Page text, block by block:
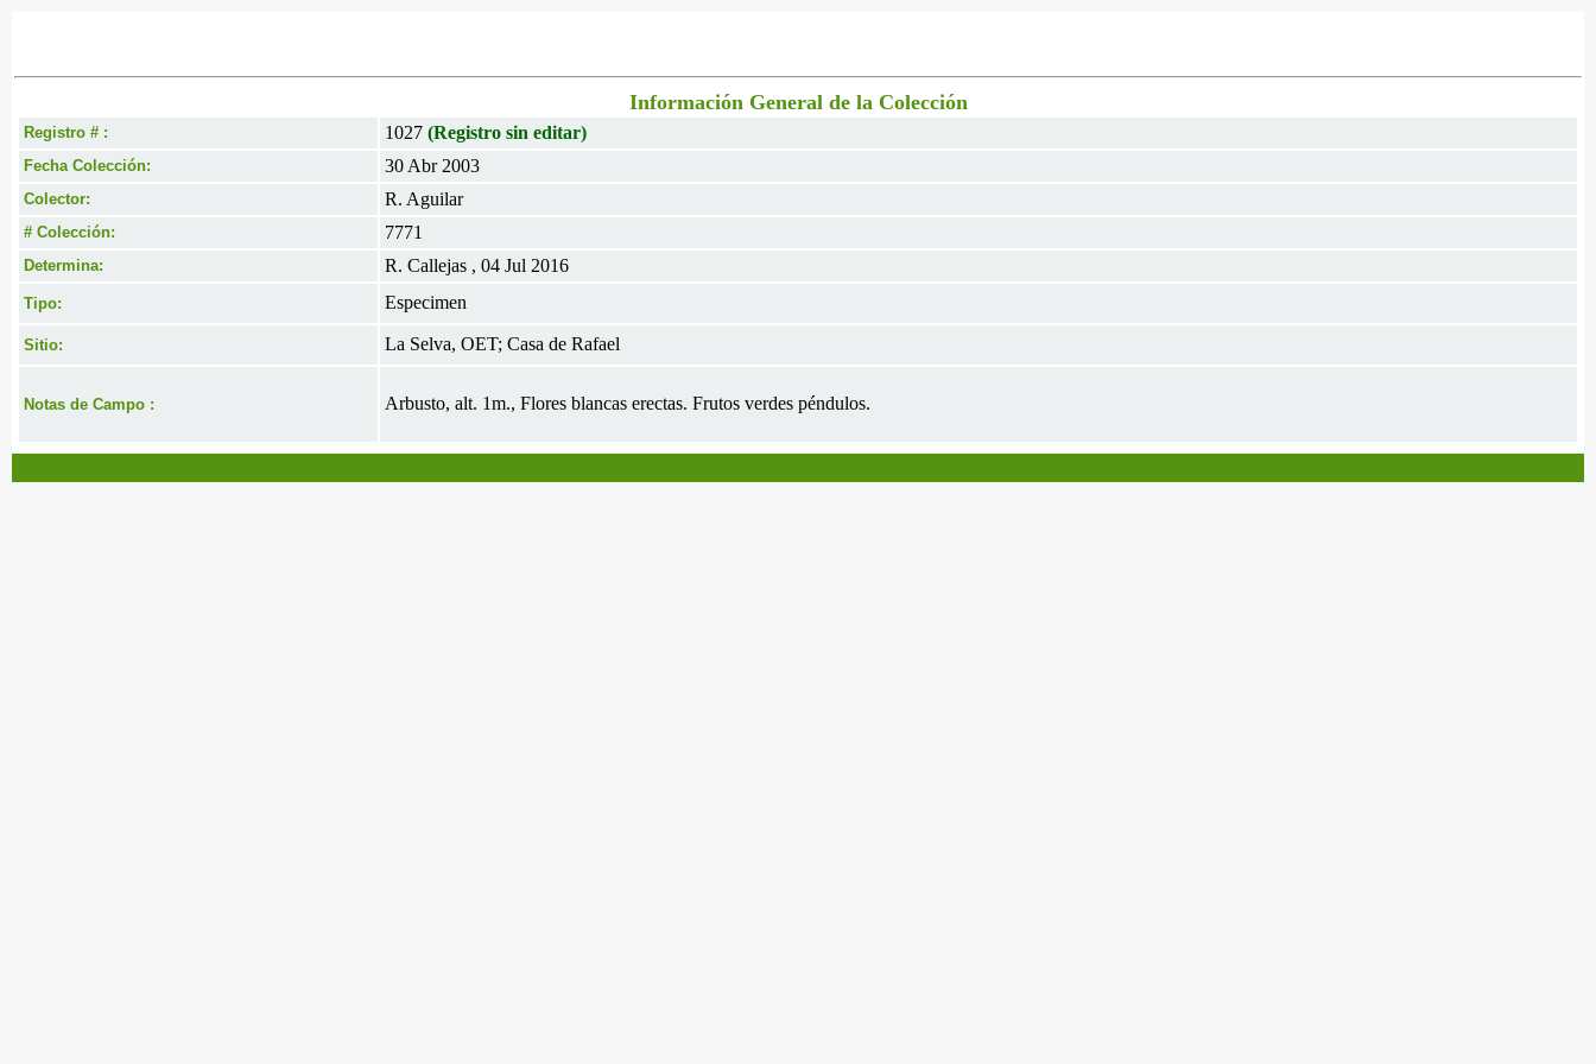
Información General de la Colección
Registro # : 1027 (Registro sin editar)
Fecha Colección: 30 Abr 2003
Colector: R. Aguilar
# Colección: 7771
Determina: R. Callejas , 04 Jul 2016
Tipo: Especimen
Sitio: La Selva, OET; Casa de Rafael
Notas de Campo : Arbusto, alt. 1m., Flores blancas erectas. Frutos verdes péndulos.